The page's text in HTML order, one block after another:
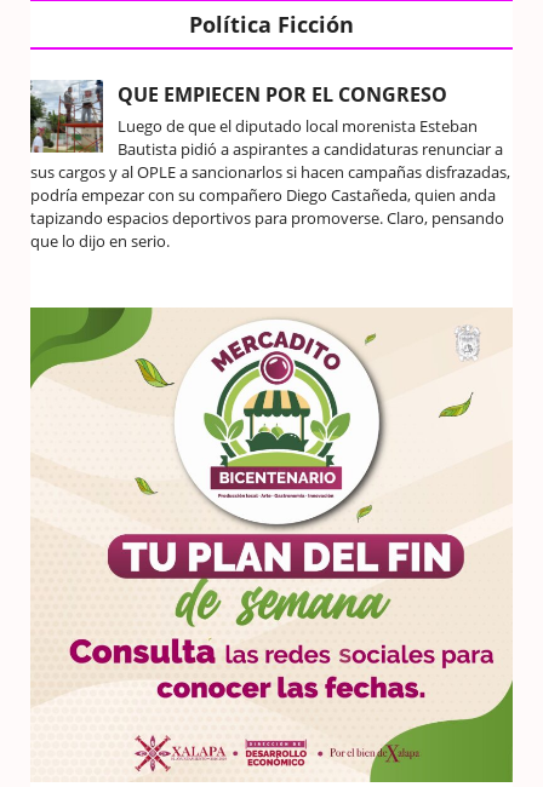
Política Ficción
QUE EMPIECEN POR EL CONGRESO
Luego de que el diputado local morenista Esteban
Bautista pidió a aspirantes a candidaturas renunciar a
sus cargos y al OPLE a sancionarlos si hacen campañas disfrazadas,
podría empezar con su compañero Diego Castañeda, quien anda
tapizando espacios deportivos para promoverse. Claro, pensando
que lo dijo en serio.